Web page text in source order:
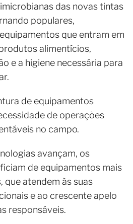
das novas tintas
populares,
que entram em
alimentícios,
e a higiene necessária para
de equipamentos
de operações
no campo.
avançam, os
de equipamentos mais
que atendem às suas
e ao crescente apelo
responsáveis.